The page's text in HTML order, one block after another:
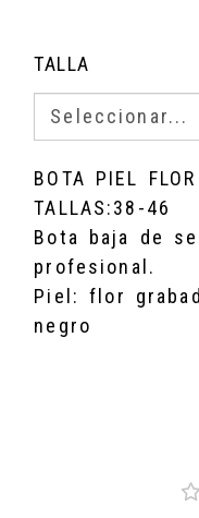
TALLA
BOTA PIEL
TALLAS:38-46
Bota baja de
profesional.
Piel: flor
negro